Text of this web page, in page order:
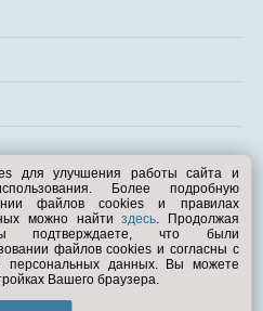
полную версию
помочь?
1998—2026
для улучшения работы сайта и
Более подробную
файлов cookies и правилах
можно найтиздесь. Продолжая
подтверждаете, что были
файлов cookies и согласны с
персональных данных. Вы можете
Вашего браузера.